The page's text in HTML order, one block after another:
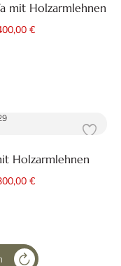
mit Holzarmlehnen
€
Holzarmlehnen
€